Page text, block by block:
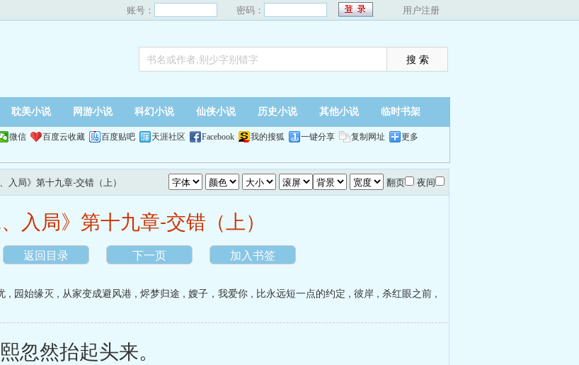
账号： 密码： 用户注册
耽美小说 网游小说 科幻小说 仙侠小说 历史小说 其他小说 临时书架
微信 百度云收藏 百度贴吧 天涯社区 Facebook 我的搜狐 一键分享 复制网址 更多
入局》第十九章-交错（上） 翻页 夜间
、入局》第十九章-交错（上）
返回目录 下一页 加入书签
, 园始缘灭 , 从家变成避风港 , 烬梦归途 , 嫂子，我爱你 , 比永远短一点的约定 , 彼岸 , 杀红眼之前 ,
然抬起头来。